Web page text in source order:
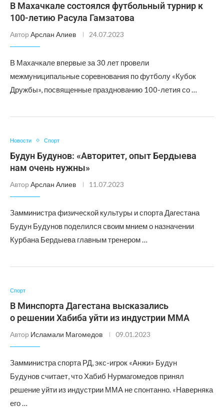
В Махачкале состоялся футбольный турнир к
100-летию Расула Гамзатова
Автор Арслан Алиев 24.07.2023
В Махачкале впервые за 30 лет провели
межмуниципальные соревнования по футболу «Кубок
Дружбы», посвященные празднованию 100-летия со …
Новости Спорт
Будун Будунов: «Авторитет, опыт Бердыева
нам очень нужны»
Автор Арслан Алиев 11.07.2023
Замминистра физической культуры и спорта Дагестана
Будун Будунов поделился своим мнием о назначении
Курбана Бердыева главным тренером …
Спорт
В Минспорта Дагестана высказались
о решении Хабиба уйти из индустрии ММА
Автор Исламали Магомедов 09.01.2023
Замминистра спорта РД, экс-игрок «Анжи» Будун
Будунов считает, что Хабиб Нурмагомедов принял
решение уйти из индустрии ММА не спонтанно. «Наверняка
его …